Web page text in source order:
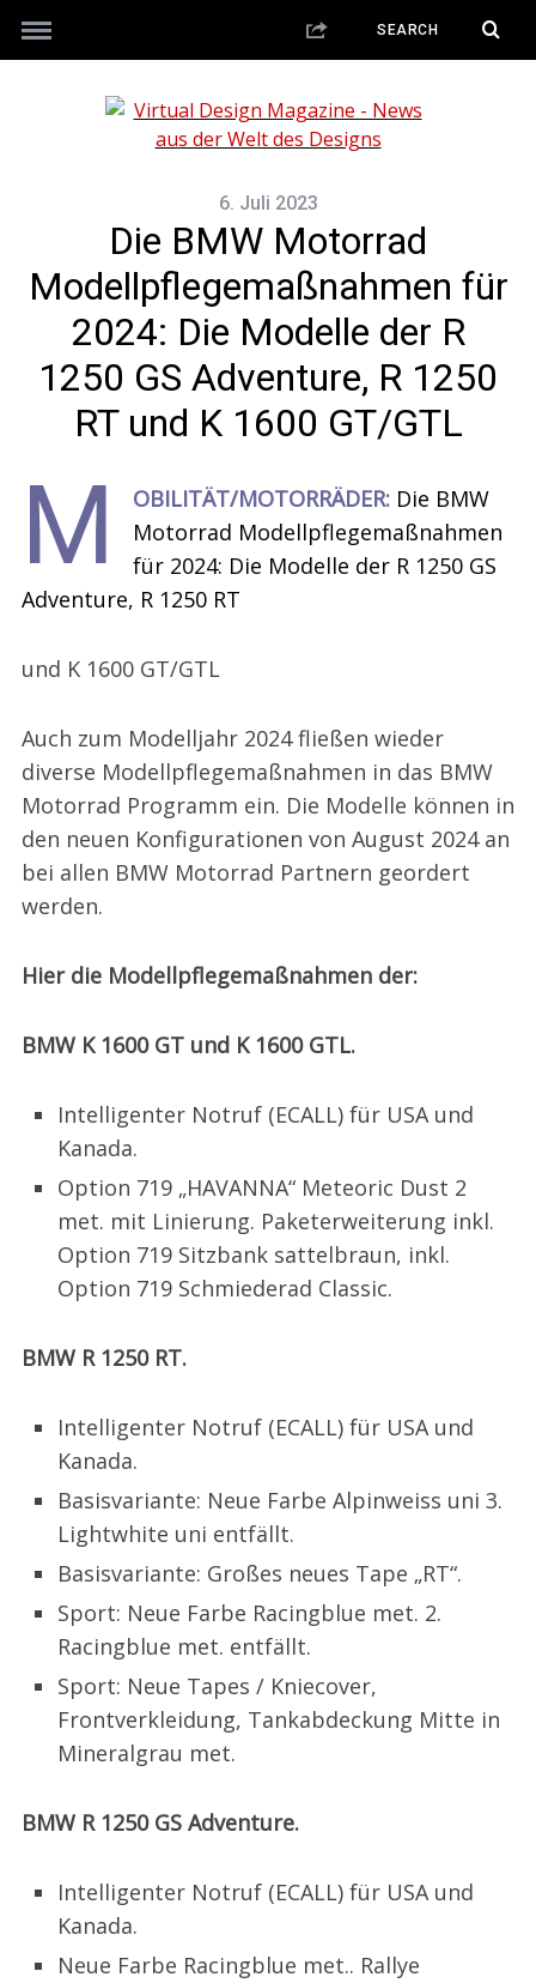
6. Juli 2023
Die BMW Motorrad
Modellpflegemaßnahmen für
2024: Die Modelle der R
1250 GS Adventure, R 1250
RT und K 1600 GT/GTL
M OBILITÄT/MOTORRÄDER: Die BMW
Motorrad Modellpflegemaßnahmen
für 2024: Die Modelle der R 1250 GS
Adventure, R 1250 RT
und K 1600 GT/GTL
Auch zum Modelljahr 2024 fließen wieder
diverse Modellpflegemaßnahmen in das BMW
Motorrad Programm ein. Die Modelle können in
den neuen Konfigurationen von August 2024 an
bei allen BMW Motorrad Partnern geordert
werden.
Hier die Modellpflegemaßnahmen der:
BMW K 1600 GT und K 1600 GTL.
Intelligenter Notruf (ECALL) für USA und
Kanada.
Option 719 „HAVANNA“ Meteoric Dust 2
met. mit Linierung. Paketerweiterung inkl.
Option 719 Sitzbank sattelbraun, inkl.
Option 719 Schmiederad Classic.
BMW R 1250 RT.
Intelligenter Notruf (ECALL) für USA und
Kanada.
Basisvariante: Neue Farbe Alpinweiss uni 3.
Lightwhite uni entfällt.
Basisvariante: Großes neues Tape „RT“.
Sport: Neue Farbe Racingblue met. 2.
Racingblue met. entfällt.
Sport: Neue Tapes / Kniecover,
Frontverkleidung, Tankabdeckung Mitte in
Mineralgrau met.
BMW R 1250 GS Adventure.
Intelligenter Notruf (ECALL) für USA und
Kanada.
Neue Farbe Racingblue met.. Rallye